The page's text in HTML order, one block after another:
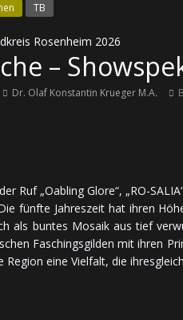
TB
Rosenheim 2026
–
Dr. Olaf Konstantin Krueger M.A.
Ruf „Oabling Glore“, „RO-
fünfte Jahres­zeit hat ihren
als buntes Mosaik aus tief
Faschings­gilden mit ihren
eine Viel­falt, die